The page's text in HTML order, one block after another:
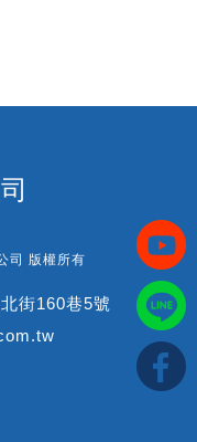
司 版權所有
街160巷5號